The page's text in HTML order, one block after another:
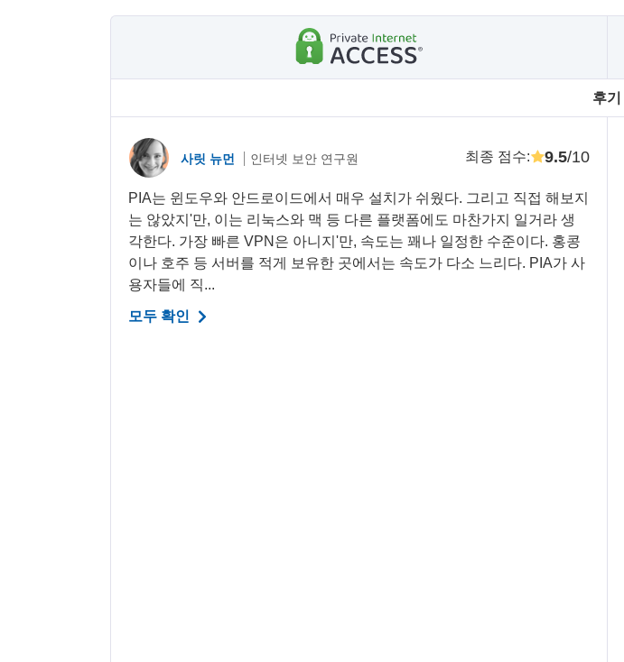
후기
사릿 뉴먼 인터넷 보안 연구원 최종 점수: 9.5/10
PIA는 윈도우와 안드로이드에서 매우 설치가 쉬웠다. 그리고 직접 해보지
는 않았지'만, 이는 리눅스와 맥 등 다른 플랫폼에도 마찬가지 일거라 생
각한다. 가장 빠른 VPN은 아니지'만, 속도는 꽤나 일정한 수준이다. 홍콩
이나 호주 등 서버를 적게 보유한 곳에서는 속도가 다소 느리다. PIA가 사
용자들에 직...
모두 확인